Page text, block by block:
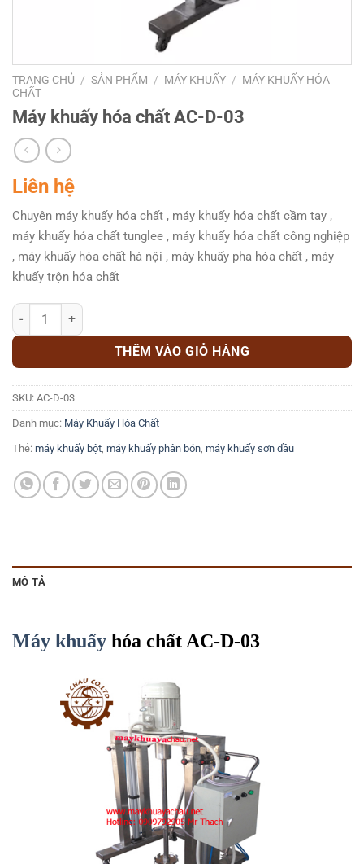
TRANG CHỦ / SẢN PHẨM / MÁY KHUẤY / MÁY KHUẤY HÓA
CHẤT
Máy khuấy hóa chất AC-D-03
Liên hệ
Chuyên máy khuấy hóa chất , máy khuấy hóa chất cầm tay ,
máy khuấy hóa chất tunglee , máy khuấy hóa chất công nghiệp
, máy khuấy hóa chất hà nội , máy khuấy pha hóa chất , máy
khuấy trộn hóa chất
Máy khuấy hóa chất AC-D-03 số lượng
THÊM VÀO GIỎ HÀNG
SKU: AC-D-03
Danh mục: Máy Khuấy Hóa Chất
Thẻ: máy khuấy bột, máy khuấy phân bón, máy khuấy sơn dầu
MÔ TẢ
Máy khuấy hóa chất AC-D-03